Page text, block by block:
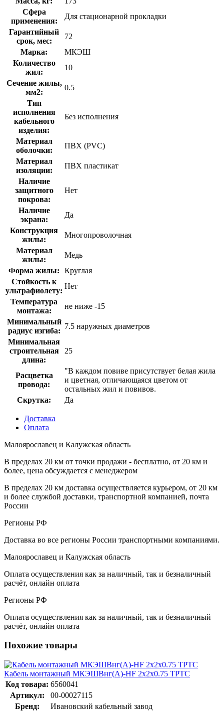
Сфера
применения:
Для стационарной прокладки
Гарантийный
срок, мес:
72
Марка:
МКЭШ
Количество
жил:
10
Сечение жилы,
мм2:
0.5
Тип
исполнения
кабельного
изделия:
Без исполнения
Материал
оболочки:
ПВХ (PVC)
Материал
изоляции:
ПВХ пластикат
Наличие
защитного
покрова:
Нет
Наличие
экрана:
Да
Конструкция
жилы:
Многопроволочная
Материал
жилы:
Медь
Форма жилы:
Круглая
Стойкость к
ультрафиолету:
Нет
Температура
монтажа:
не ниже -15
Минимальный
радиус изгиба:
7.5 наружных диаметров
Минимальная
строительная
длина:
25
Расцветка
провода:
"В каждом повиве присутствует белая жила
и цветная, отличающаяся цветом от
остальных жил и повивов.
Скрутка:
Да
Доставка
Оплата
Малоярославец и Калужская область
В пределах 20 км от точки продажи - бесплатно, от 20 км и
более, цена обсуждается с менеджером
В пределах 20 км доставка осуществляется курьером, от 20 км
и более службой доставки, транспортной компанией, почта
России
Регионы РФ
Доставка во все регионы России транспортными компаниями.
Малоярославец и Калужская область
Оплата осуществления как за наличный, так и безналичный
расчёт, онлайн оплата
Регионы РФ
Оплата осуществления как за наличный, так и безналичный
расчёт, онлайн оплата
Похожие товары
Кабель монтажный МКЭШВнг(A)-HF 2х2х0.75 ТРТС
Код товара: 6560041
Артикул:
00-00027115
Бренд:
Ивановский кабельный завод